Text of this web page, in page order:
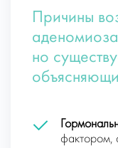
Причины
но
фактором,